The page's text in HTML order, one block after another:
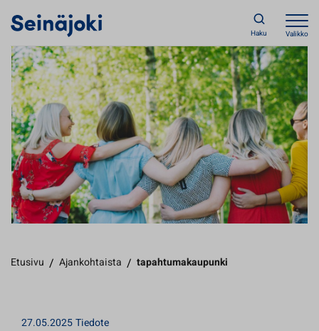
Haku Valikko
Etusivu / Ajankohtaista / tapahtumakaupunki
27.05.2025Tiedote